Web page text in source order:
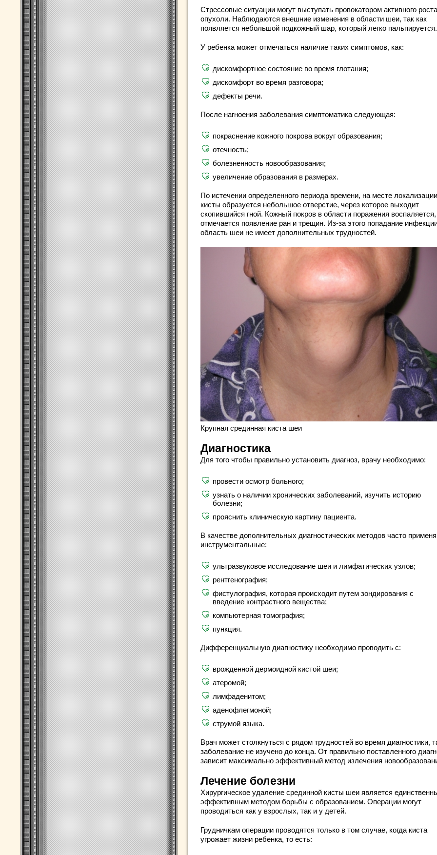
Стрессовые ситуации могут выступать провокатором активного роста
опухоли. Наблюдаются внешние изменения в области шеи, так как
появляется небольшой подкожный шар, который легко пальпируется.
У ребенка может отмечаться наличие таких симптомов, как:
дискомфортное состояние во время глотания;
дискомфорт во время разговора;
дефекты речи.
После нагноения заболевания симптоматика следующая:
покраснение кожного покрова вокруг образования;
отечность;
болезненность новообразования;
увеличение образования в размерах.
По истечении определенного периода времени, на месте локализации
кисты образуется небольшое отверстие, через которое выходит
скопившийся гной. Кожный покров в области поражения воспаляется,
отмечается появление ран и трещин. Из-за этого попадание
область шеи не имеет дополнительных трудностей.
Крупная срединная киста шеи
Диагностика
Для того чтобы правильно установить диагноз, врачу необходимо:
провести осмотр больного;
узнать о наличии хронических заболеваний, изучить историю
болезни;
прояснить клиническую картину пациента.
В качестве дополнительных диагностических методов часто
инструментальные:
ультразвуковое исследование шеи и лимфатических узлов;
рентгенография;
фистулография, которая происходит путем зондирования с
введение контрастного вещества;
компьютерная томография;
пункция.
Дифференциальную диагностику необходимо проводить с:
врожденной дермоидной кистой шеи;
атеромой;
лимфаденитом;
аденофлегмоной;
струмой языка.
Врач может столкнуться с рядом трудностей во время диагностики,
заболевание не изучено до конца. От правильно поставленного
зависит максимально эффективный метод излечения
Лечение болезни
Хирургическое удаление срединной кисты шеи является
эффективным методом борьбы с образованием. Операции могут
проводиться как у взрослых, так и у детей.
Грудничкам операции проводятся только в том случае, когда киста
угрожает жизни ребенка, то есть: